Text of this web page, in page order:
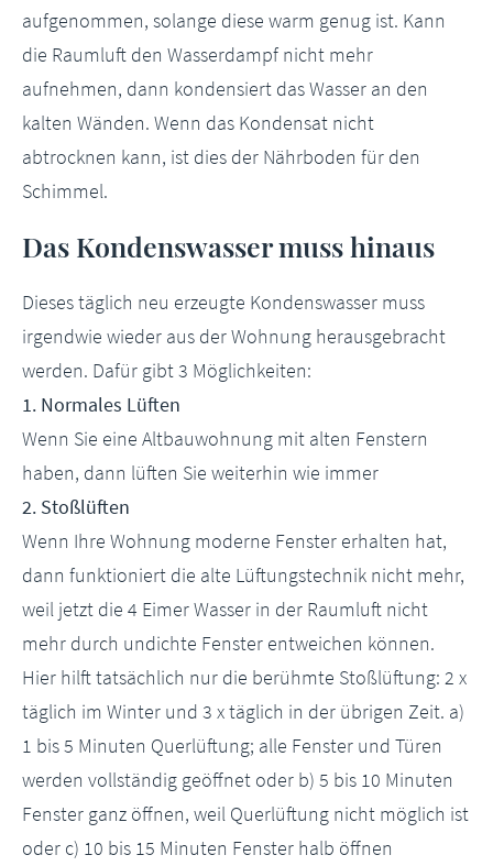
aufgenommen, solange diese warm genug ist. Kann
die Raumluft den Wasserdampf nicht mehr
aufnehmen, dann kondensiert das Wasser an den
kalten Wänden. Wenn das Kondensat nicht
abtrocknen kann, ist dies der Nährboden für den
Schimmel.
Das Kondenswasser muss hinaus
Dieses täglich neu erzeugte Kondenswasser muss
irgendwie wieder aus der Wohnung herausgebracht
werden. Dafür gibt 3 Möglichkeiten:
1. Normales Lüften
Wenn Sie eine Altbauwohnung mit alten Fenstern
haben, dann lüften Sie weiterhin wie immer
2. Stoßlüften
Wenn Ihre Wohnung moderne Fenster erhalten hat,
dann funktioniert die alte Lüftungstechnik nicht mehr,
weil jetzt die 4 Eimer Wasser in der Raumluft nicht
mehr durch undichte Fenster entweichen können.
Hier hilft tatsächlich nur die berühmte Stoßlüftung: 2 x
täglich im Winter und 3 x täglich in der übrigen Zeit. a)
1 bis 5 Minuten Querlüftung; alle Fenster und Türen
werden vollständig geöffnet oder b) 5 bis 10 Minuten
Fenster ganz öffnen, weil Querlüftung nicht möglich ist
oder c) 10 bis 15 Minuten Fenster halb öffnen